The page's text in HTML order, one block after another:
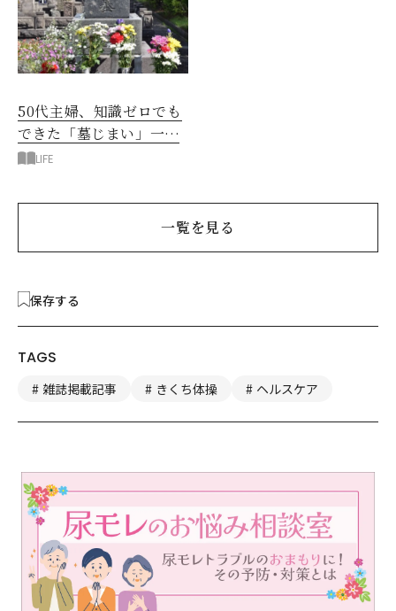
50代主婦、知識ゼロでも
できた「墓じまい」一つ
後悔したのは、ある順
LIFE
一覧を見る
保存する
TAGS
雑誌掲載記事 きくち体操 ヘルスケア